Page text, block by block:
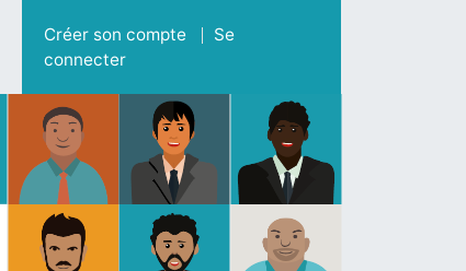
Menu du compte de l'utilisateur
Créer son compte
Se
connecter